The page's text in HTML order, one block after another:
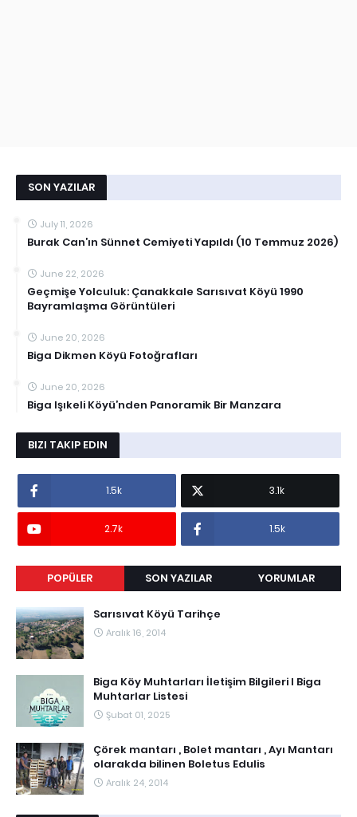
SON YAZILAR
July 11, 2026
Burak Can’ın Sünnet Cemiyeti Yapıldı (10 Temmuz 2026)
June 22, 2026
Geçmişe Yolculuk: Çanakkale Sarısıvat Köyü 1990
Bayramlaşma Görüntüleri
June 20, 2026
Biga Dikmen Köyü Fotoğrafları
June 20, 2026
Biga Işıkeli Köyü’nden Panoramik Bir Manzara
BIZI TAKIP EDIN
1.5k 3.1k
2.7k 1.5k
POPÜLER SON YAZILAR YORUMLAR
Sarısıvat Köyü Tarihçe
Aralık 16, 2014
Biga Köy Muhtarları İletişim Bilgileri I Biga
Muhtarlar Listesi
Şubat 01, 2025
Çörek mantarı , Bolet mantarı , Ayı Mantarı
olarakda bilinen Boletus Edulis
Aralık 24, 2014